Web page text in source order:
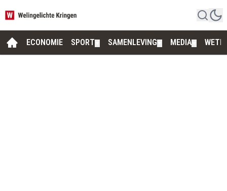
ECONOMIE SPORT SAMENLEVING MEDIA